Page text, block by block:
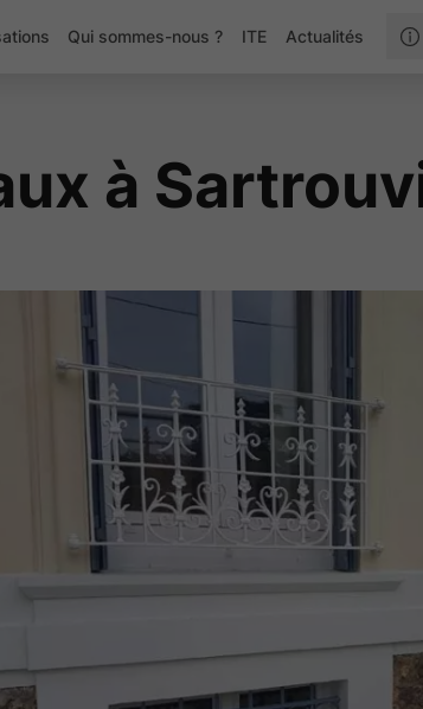
Qui sommes-nous ? ITE Actualités
à